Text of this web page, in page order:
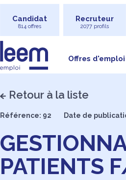
Candidat
814 offres
Recruteur
2077 profils
Offres d'emploi
Retour à la liste
Référence: 92 Date de
PATIENTS